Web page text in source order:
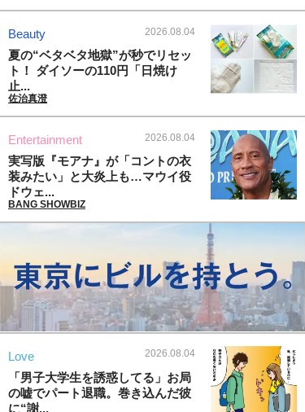
Beauty 2026.08.04
夏の“ベタベタ地獄”が秒でリセッ
ト！ ダイソーの110円「日焼け
止...
佐治真澄
Entertainment 2026.08.04
実写版『モアナ』が「コントの衣
装みたい」と大炎上も…マウイ役
ドウェ...
BANG SHOWBIZ
Love 2026.08.04
「男子大学生を誘惑してる」お局
の嘘でパート退職。巻き込んだ彼
に“謝...